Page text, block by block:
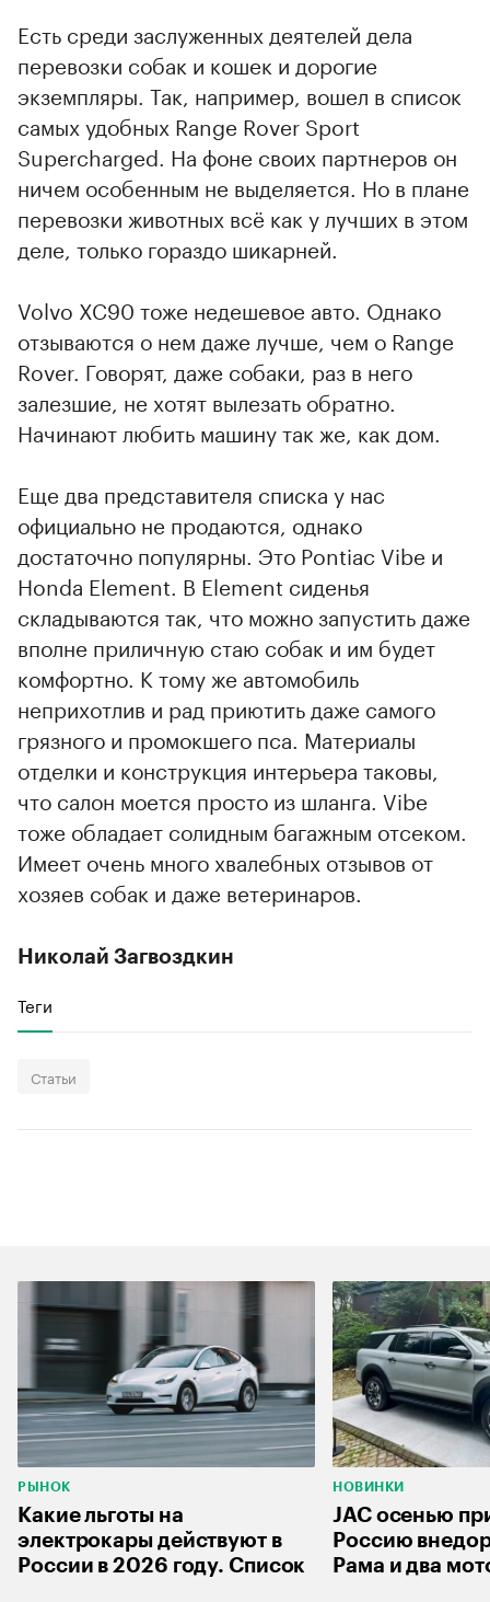
Есть среди заслуженных деятелей дела
перевозки собак и кошек и дорогие
экземпляры. Так, например, вошел в список
самых удобных Range Rover Sport
Supercharged. На фоне своих партнеров он
ничем особенным не выделяется. Но в плане
перевозки животных всё как у лучших в этом
деле, только гораздо шикарней.
Volvo XC90 тоже недешевое авто. Однако
отзываются о нем даже лучше, чем о Range
Rover. Говорят, даже собаки, раз в него
залезшие, не хотят вылезать обратно.
Начинают любить машину так же, как дом.
Еще два представителя списка у нас
официально не продаются, однако
достаточно популярны. Это Pontiac Vibe и
Honda Element. В Element сиденья
складываются так, что можно запустить даже
вполне приличную стаю собак и им будет
комфортно. К тому же автомобиль
неприхотлив и рад приютить даже самого
грязного и промокшего пса. Материалы
отделки и конструкция интерьера таковы,
что салон моется просто из шланга. Vibe
тоже обладает солидным багажным отсеком.
Имеет очень много хвалебных отзывов от
хозяев собак и даже ветеринаров.
Николай Загвоздкин
Теги
Статьи
РЫНОК
Какие льготы на
электрокары действуют в
России в 2026 году. Список
НОВИНКИ
JAC осенью
Россию
Рама и два